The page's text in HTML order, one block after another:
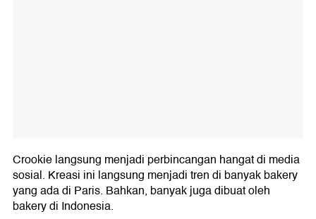
Crookie langsung menjadi perbincangan hangat di media
sosial. Kreasi ini langsung menjadi tren di banyak bakery
yang ada di Paris. Bahkan, banyak juga dibuat oleh
bakery di Indonesia.